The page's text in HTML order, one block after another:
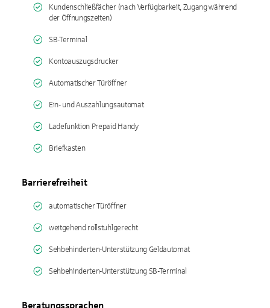
Kundenschließfächer (nach Verfügbarkeit, Zugang während
der Öffnungszeiten)
SB-Terminal
Kontoauszugsdrucker
Automatischer Türöffner
Ein- und Auszahlungsautomat
Ladefunktion Prepaid Handy
Briefkasten
Barrierefreiheit
automatischer Türöffner
weitgehend rollstuhlgerecht
Sehbehinderten-Unterstützung Geldautomat
Sehbehinderten-Unterstützung SB-Terminal
Beratungssprachen